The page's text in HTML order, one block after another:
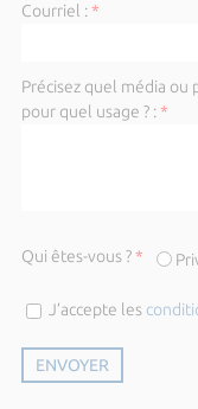
Courriel :*
Précisez quel média ou
pour quel usage ? :*
Qui êtes-vous ?*
J’accepte les